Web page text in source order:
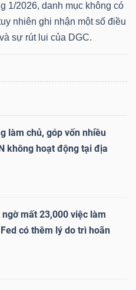
1/2026, danh mục không có
nhiên ghi nhận một số điều
sự rút lui của DGC.
làm chủ, góp vốn nhiều
không hoạt động tại địa
ngờ mất 23,000 việc làm
có thêm lý do trì hoãn